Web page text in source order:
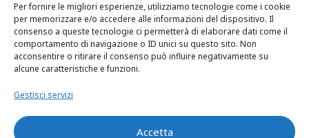
Per fornire le migliori esperienze, utilizziamo tecnologie come i cookie
per memorizzare e/o accedere alle informazioni del dispositivo. Il
consenso a queste tecnologie ci permetterà di elaborare dati come il
comportamento di navigazione o ID unici su questo sito. Non
acconsentire o ritirare il consenso può influire negativamente su
alcune caratteristiche e funzioni.
Gestisci servizi
Accetta
capacità di intendere e di volere.
CONTATTA
L’AVVOCATO